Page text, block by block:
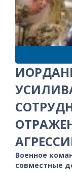
Военное
совместные